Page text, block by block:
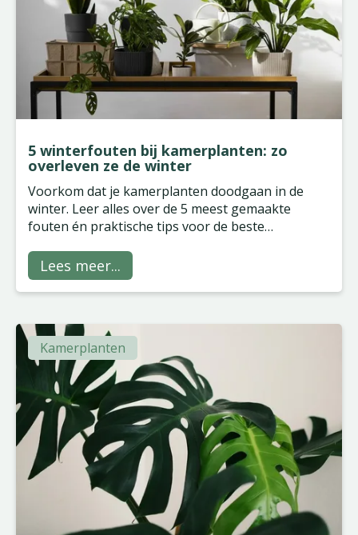
5 winterfouten bij kamerplanten: zo
overleven ze de winter
Voorkom dat je kamerplanten doodgaan in de
winter. Leer alles over de 5 meest gemaakte
fouten én praktische tips voor de beste
Lees meer...
Kamerplanten